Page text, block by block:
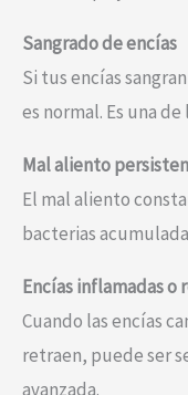
Sangrado de encías
Si tus encías
es normal. Es una
Mal aliento
El mal aliento
bacterias
Encías inflamadas o
Cuando las encías
retraen, puede ser
avanzada.